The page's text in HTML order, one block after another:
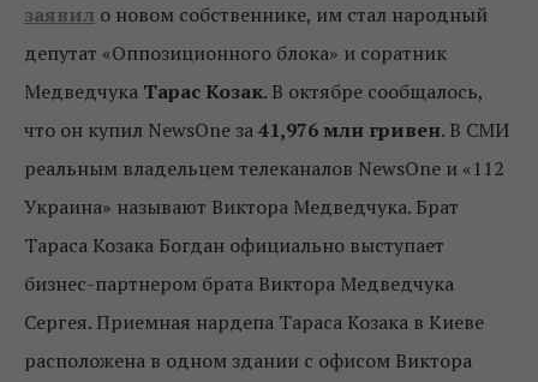
заявил о новом собственнике, им стал народный
депутат «Оппозиционного блока» и соратник
Медведчука Тарас Козак. В октябре сообщалось,
что он купил NewsOne за41,976 млн гривен. В СМИ
реальным владельцем телеканалов NewsOne и «112
Украина» называют Виктора Медведчука. Брат
Тараса Козака Богдан официально выступает
бизнес-партнером брата Виктора Медведчука
Сергея. Приемная нардепа Тараса Козака в Киеве
расположена в одном здании с офисом Виктора